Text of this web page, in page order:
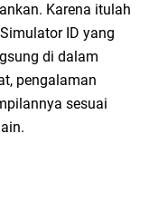
Karena itulah
ID yang
di dalam
pengalaman
sesuai